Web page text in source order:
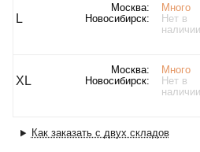
L
Москва:
Много
Новосибирск:
Нет в
наличии
XL
Москва:
Много
Новосибирск:
Нет в
наличии
Как заказать с двух складов